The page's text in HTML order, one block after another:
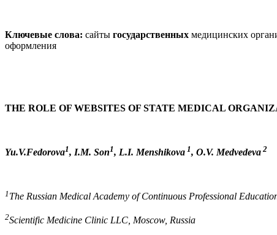
Ключевые слова: сайты государственных медицинских
оформления
THE ROLE OF WEBSITES OF STATE MEDICAL
Yu.V.Fedorova1, I.M. Son1, L.I. Menshikova 1, O.V. Medvedeva 2
1 The Russian Medical Academy ofContinuous Professional
2Scientific Medicine Clinic LLC, Moscow, Russia